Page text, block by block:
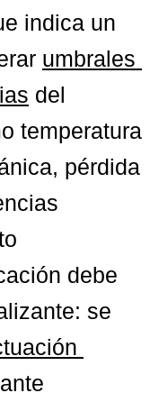
indica un
umbrales
del
temperatura
pérdida
debe
se